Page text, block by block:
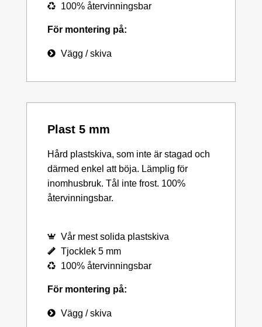
100% återvinningsbar
För montering på:
Vägg / skiva
Plast 5 mm
Hård plastskiva, som inte är stagad och
därmed enkel att böja. Lämplig för
inomhusbruk. Tål inte frost. 100%
återvinningsbar.
Vår mest solida plastskiva
Tjocklek 5 mm
100% återvinningsbar
För montering på:
Vägg / skiva